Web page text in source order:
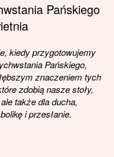
Pańskiego
kiedy przygotowujemy
Pańskiego,
znaczeniem tych
zdobią nasze stoły,
także dla ducha,
i przesłanie.